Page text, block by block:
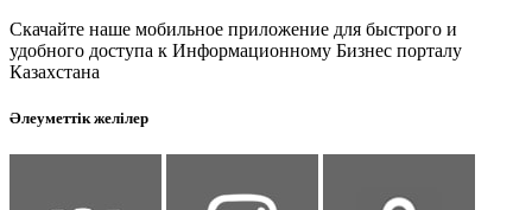
Скачайте наше мобильное приложение для быстрого и
удобного доступа к Информационному Бизнес порталу
Казахстана
Әлеуметтік желілер